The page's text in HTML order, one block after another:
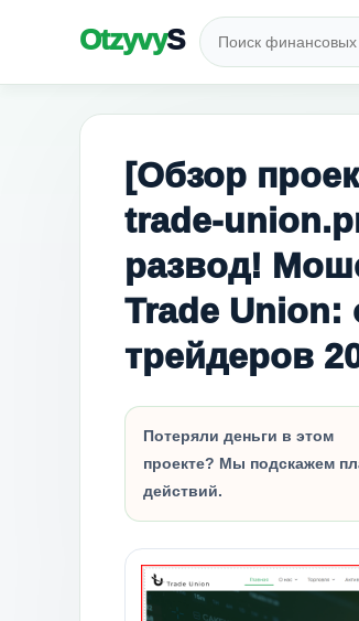
OtzyvyS
[Обзор
trade-
развод!
Trade
трейдеров
Потеряли деньги в этом
проекте? Мы подскажем
действий.